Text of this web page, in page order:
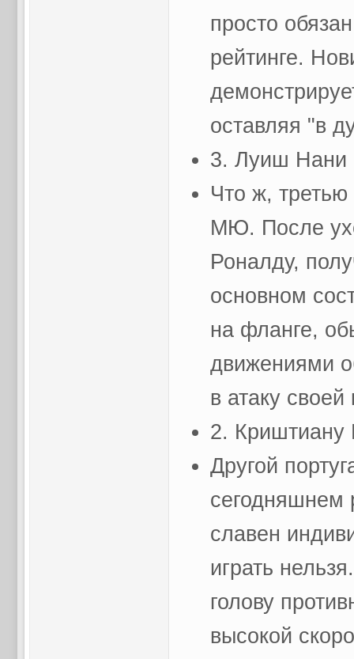
просто
рейтинге.
оставляя "в
3. Луиш Нани
Что ж, третью
МЮ. После
Роналду,
основном
на фланге,
движениями
в атаку
2. Криштиану
Другой
сегодняшнем
славен
играть
голову
высокой